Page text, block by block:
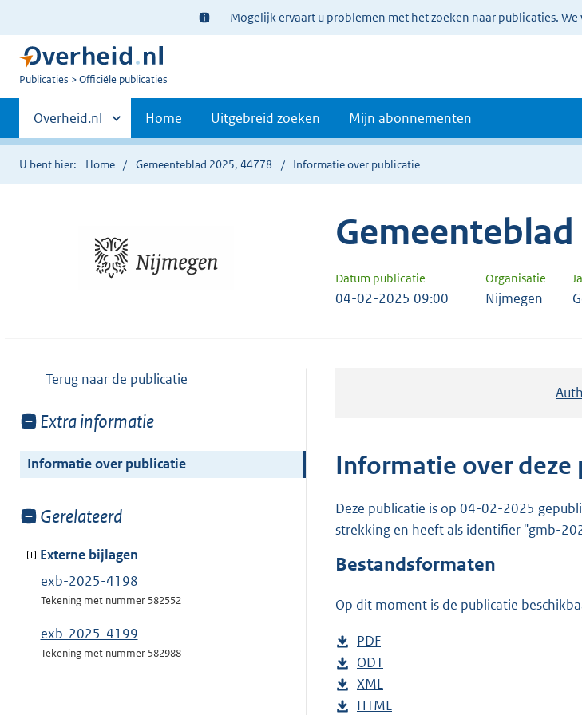
Ter
informatie:
Mogelijk ervaart u problemen met het zoeken naar publicaties.
U
Publicaties Officiële publicaties
Primaire
navigatie
Andere
sites
binnen
Overheid.nl Home Uitgebreid zoeken Mijn abonnementen
U bent hier: Home Gemeenteblad 2025, 44778 Informatie over publicatie
Datum publicatie Organisatie
04-02-2025 09:00 Nijmegen
Terug naar de publicatie
Toon
van:
Extra informatie
Informatie over publicatie
Toon
van:
Gerelateerd
Externe bijlagen
exb-2025-4198
Tekening met nummer 582552
exb-2025-4199
Tekening met nummer 582988
Informatie over deze
Deze publicatie is op 04-02-2025
strekking en heeft als identifier "gmb-
Bestandsformaten
Op dit moment is de publicatie
D
o
w
n
PDF
e
s
t
D
o
w
ODT
s
D
o
XML
e
D
HTML